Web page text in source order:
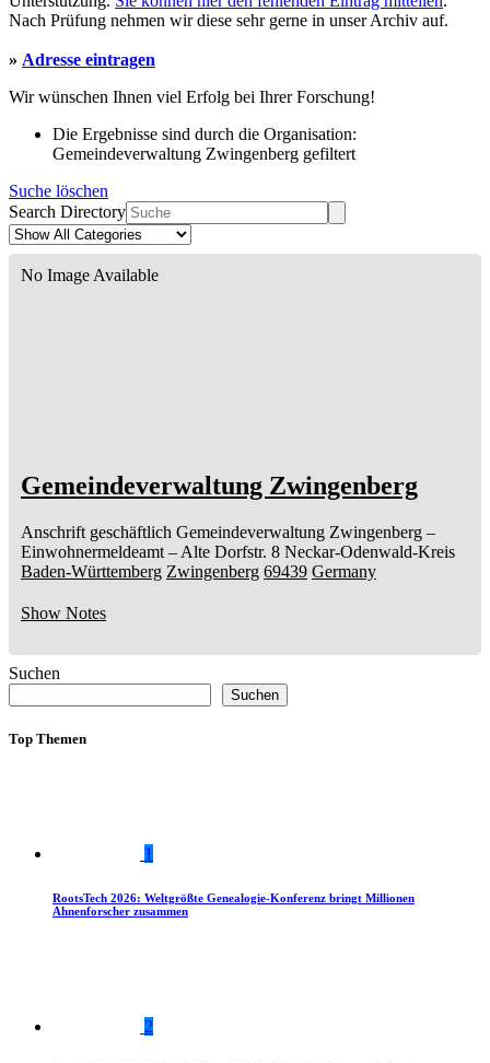
Nach Prüfung nehmen wir diese sehr gerne in unser Archiv auf.
» Adresse eintragen
Wir wünschen Ihnen viel Erfolg bei Ihrer Forschung!
Die Ergebnisse sind durch die Organisation:
Gemeindeverwaltung Zwingenberg gefiltert
Suche löschen
Search Directory
No Image Available
Gemeindeverwaltung Zwingenberg
Anschrift geschäftlich Gemeindeverwaltung Zwingenberg –
Einwohnermeldeamt – Alte Dorfstr. 8 Neckar-Odenwald-Kreis
Baden-Württemberg Zwingenberg 69439 Germany
Show Notes
Suchen
Suchen
Top Themen
1
RootsTech 2026: Weltgrößte Genealogie-Konferenz bringt Millionen
Ahnenforscher zusammen
2